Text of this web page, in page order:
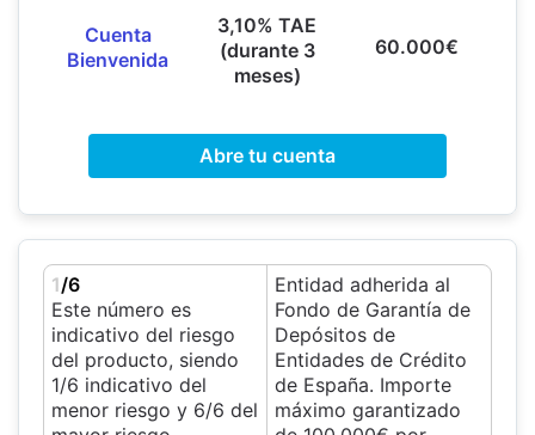
Cuenta
Bienvenida
3,10% TAE
(durante 3
meses)
60.000€
Abre tu cuenta
1/6
Este número es
indicativo del riesgo
del producto, siendo
1/6 indicativo del
menor riesgo y 6/6 del
Entidad adherida al
Fondo de Garantía de
Depósitos de
Entidades de Crédito
de España. Importe
máximo garantizado